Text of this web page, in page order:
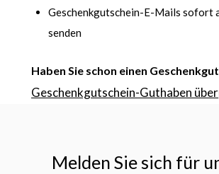
Geschenkgutschein-E-Mails sofort
senden
Haben Sie schon einen
Geschenkgutschein-Guthaben
Melden Sie sich für